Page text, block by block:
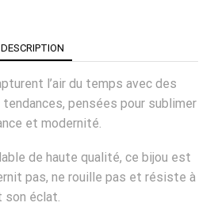
DESCRIPTION
l’air du temps avec des
pensées pour sublimer
et modernité.
de haute qualité, ce bijou est
pas, ne rouille pas et résiste à
son éclat.